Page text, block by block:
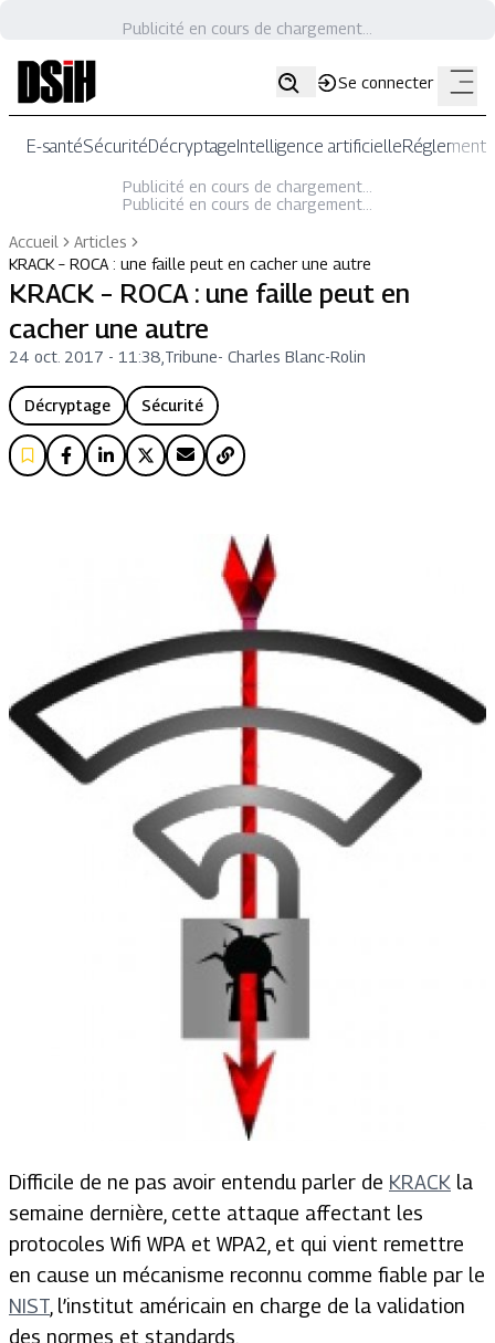
Publicité en cours de chargement...
Se connecter
E-santéSécuritéDécryptageIntelligence artificielle
Publicité en cours de chargement...
Publicité en cours de chargement...
Accueil
Articles
KRACK – ROCA : une faille peut en cacher une autre
KRACK – ROCA : une faille peut en
cacher une autre
24 oct. 2017 - 11:38 Tribune- Charles Blanc-Rolin
Décryptage Sécurité
Difficile de ne pas avoir entendu parler de KRACK la
semaine dernière, cette attaque affectant les
protocoles Wifi WPA et WPA2, et qui vient remettre
en cause un mécanisme reconnu comme fiable par le
NIST , l’institut américain en charge de la validation
des normes et standards.